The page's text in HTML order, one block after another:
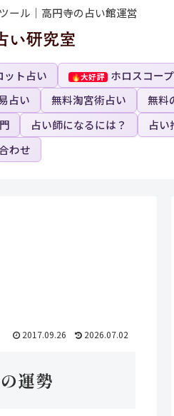
ール｜高円寺の占い館運営
ット占い ホロスコー
占い 無料淘宮術占い 無料
占い師になるには？ 占い
わせ
2017.09.26 2026.07.02
運勢